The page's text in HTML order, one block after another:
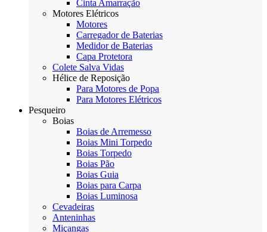
Cinta Amarração
Motores Elétricos
Motores
Carregador de Baterias
Medidor de Baterias
Capa Protetora
Colete Salva Vidas
Hélice de Reposição
Para Motores de Popa
Para Motores Elétricos
Pesqueiro
Boias
Boias de Arremesso
Boias Mini Torpedo
Boias Torpedo
Boias Pão
Boias Guia
Boias para Carpa
Boias Luminosa
Cevadeiras
Anteninhas
Miçangas